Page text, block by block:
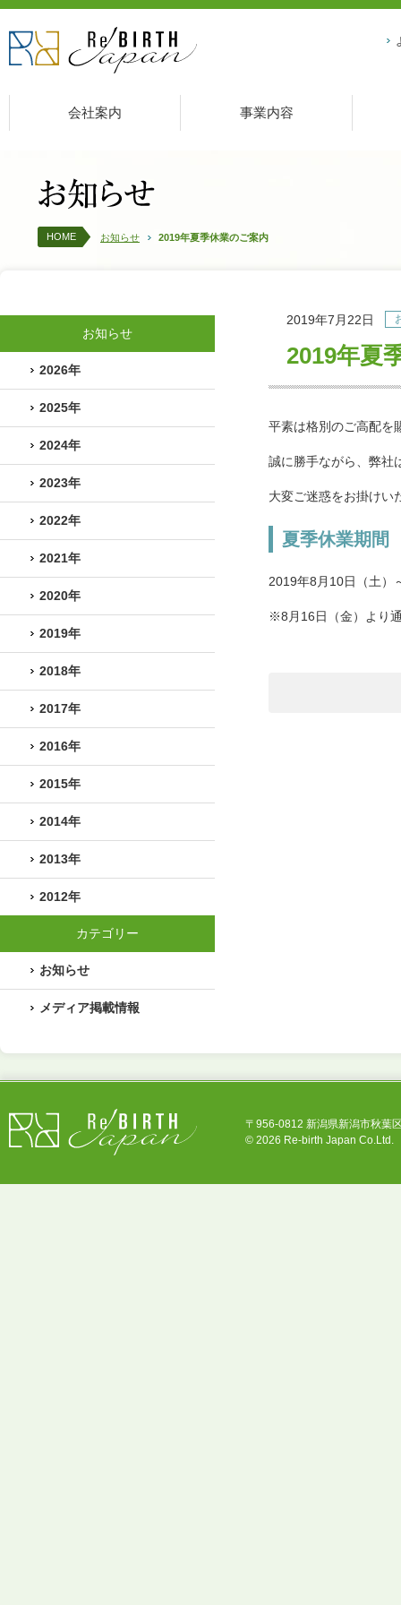
会社案内 事業内容
HOME お知らせ 2019年夏季休業のご案内
2019年夏
2019年7月22日
平素は格別のご高配を
誠に勝手ながら、弊社
大変ご迷惑をお掛けい
夏季休業期間
2019年8月10日（土）
※8月16日（金）より
お知らせ
2026年
2025年
2024年
2023年
2022年
2021年
2020年
2019年
2018年
2017年
2016年
2015年
2014年
2013年
2012年
カテゴリー
お知らせ
メディア掲載情報
〒956-0812 新潟県新潟市秋葉
© 2026 Re-birth Japan Co.Ltd.